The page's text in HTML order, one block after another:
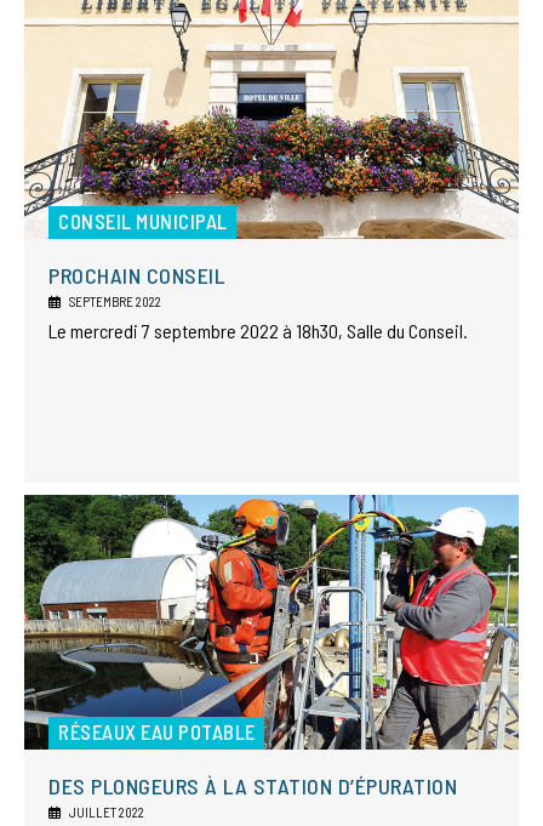
CONSEIL MUNICIPAL
PROCHAIN CONSEIL
SEPTEMBRE 2022
Le mercredi 7 septembre 2022 à 18h30, Salle du Conseil.
RÉSEAUX EAU POTABLE
DES PLONGEURS À LA STATION D’ÉPURATION
JUILLET 2022